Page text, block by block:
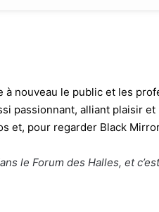
à nouveau le public et les
passionnant, alliant plaisir
et, pour regarder Black
le Forum des Halles, et